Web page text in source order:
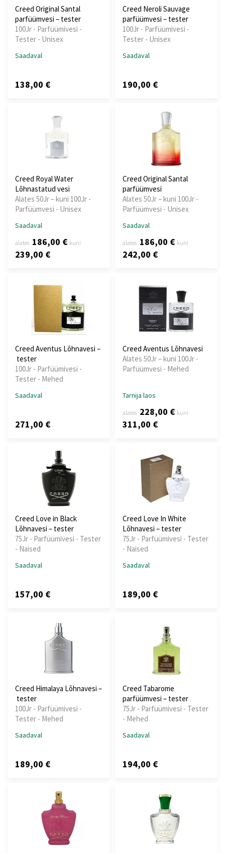
Creed Original Santal
parfüümvesi – tester
100Jr - Parfüümivesi -
Tester - Unisex
Saadaval
138,00 €
Creed Neroli Sauvage
parfüümvesi – tester
100Jr - Parfüümivesi -
Tester - Unisex
Saadaval
190,00 €
Creed Royal Water
Lõhnastatud vesi
Alates 50Jr – kuni 100Jr -
Parfüümvesi - Unisex
Saadaval
alates 186,00 € kuni
239,00 €
Creed Original Santal
parfüümvesi
Alates 50Jr – kuni 100Jr -
Parfüümvesi - Unisex
Saadaval
alates 186,00 € kuni
242,00 €
Creed Aventus Lõhnavesi –
tester
100Jr - Parfüümivesi -
Tester - Mehed
Saadaval
271,00 €
Creed Aventus Lõhnavesi
Alates 50Jr – kuni 100Jr -
Parfüümvesi - Mehed
Tarnija laos
alates 228,00 € kuni
311,00 €
Creed Love in Black
Lõhnavesi – tester
75Jr - Parfüümivesi - Tester
- Naised
Saadaval
157,00 €
Creed Love In White
Lõhnavesi – tester
75Jr - Parfüümivesi - Tester
- Naised
Saadaval
189,00 €
Creed Himalaya Lõhnavesi –
tester
100Jr - Parfüümivesi -
Tester - Mehed
Saadaval
189,00 €
Creed Tabarome
parfüümvesi – tester
75Jr - Parfüümivesi - Tester
- Mehed
Saadaval
194,00 €